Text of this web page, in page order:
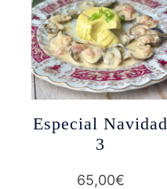
Especial Navidad
3
65,00€